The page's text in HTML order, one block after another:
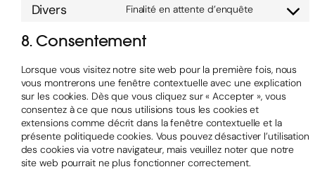
Divers Finalité en attente d’enquête
8. Consentement
Lorsque vous visitez notre site web pour la première fois, nous
vous montrerons une fenêtre contextuelle avec une explication
sur les cookies. Dès que vous cliquez sur « Accepter », vous
consentez à ce que nous utilisions tous les cookies et
extensions comme décrit dans la fenêtre contextuelle et la
présente politiquede cookies. Vous pouvez désactiver l’utilisation
des cookies via votre navigateur, mais veuillez noter que notre
site web pourrait ne plus fonctionner correctement.